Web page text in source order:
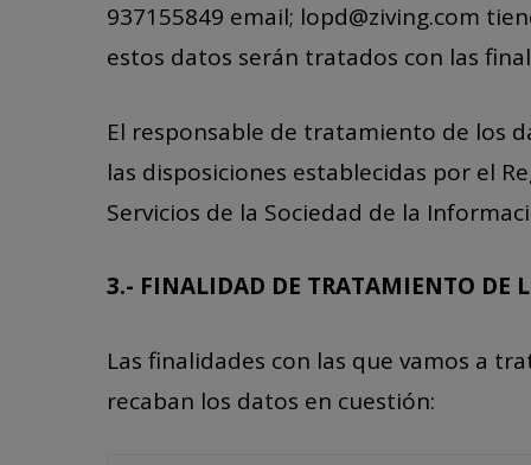
937155849 email; lopd@ziving.com
estos datos serán tratados con las
El responsable de tratamiento de los
las disposiciones establecidas por el
Servicios de la Sociedad de la
3.- FINALIDAD DE TRATAMIENTO DE
Las finalidades con las que vamos a
recaban los datos en cuestión: